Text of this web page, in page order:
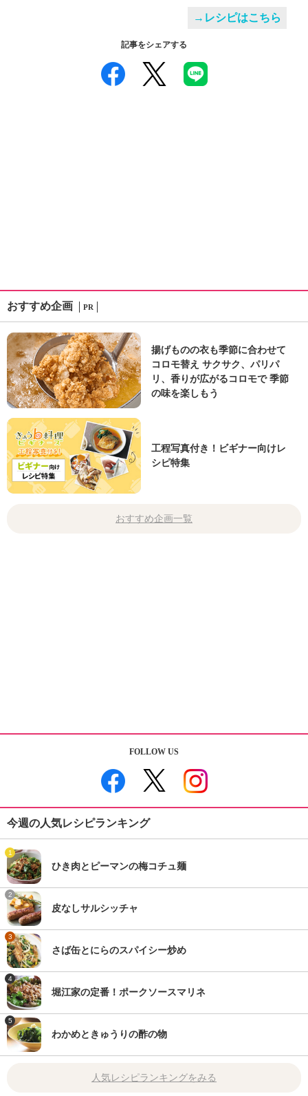
→レシピはこちら
記事をシェアする
おすすめ企画 PR
揚げものの衣も季節に合わせて
コロモ替え サクサク、パリパ
リ、香りが広がるコロモで 季節
の味を楽しもう
工程写真付き！ビギナー向けレ
シピ特集
おすすめ企画一覧
FOLLOW US
今週の人気レシピランキング
1
ひき肉とピーマンの梅コチュ麺
2
皮なしサルシッチャ
3
さば缶とにらのスパイシー炒め
4
堀江家の定番！ポークソースマリネ
5
わかめときゅうりの酢の物
人気レシピランキングをみる